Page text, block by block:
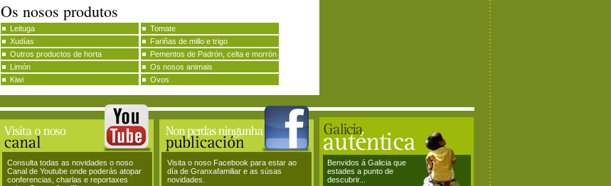
Os nosos produtos
Leituga
Tomate
Xudías
Fariñas de millo e trigo
Outros productos de horta
Pementos de Padrón, celta e morrón
Limón
Os nosos animais
Kiwi
Ovos
Consulta todas as novidades o noso
Canal de Youtube onde poderás atopar
conferencias, charlas e reportaxes
Visita o noso Facebook para estar ao
día de Granxafamiliar e as súsas
novidades.
Benvidos á Galicia que
estades a punto de
descubrir...